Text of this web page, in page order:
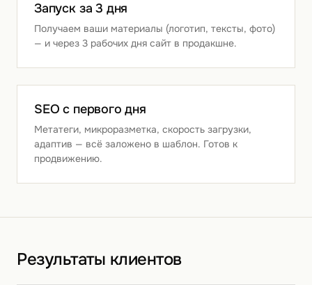
Запуск за 3 дня
Получаем ваши материалы (логотип, тексты, фото)
— и через 3 рабочих дня сайт в продакшне.
SEO с первого дня
Метатеги, микроразметка, скорость загрузки,
адаптив — всё заложено в шаблон. Готов к
продвижению.
Результаты клиентов